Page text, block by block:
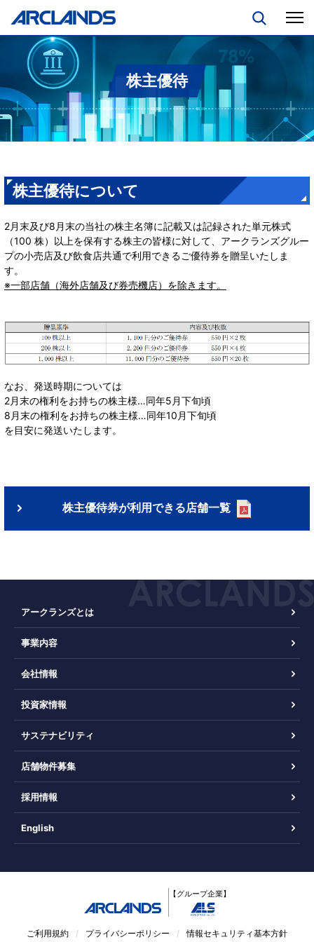
株主優待
株主優待について
2月末及び8月末の当社の株主名簿に記載又は記録された単元株式
（100 株）以上を保有する株主の皆様に対して、アークランズグルー
プの小売店及び飲食店共通で利用できるご優待券を贈呈いたしま
す。
※一部店舗（海外店舗及び券売機店）を除きます。
なお、発送時期については
2月末の権利をお持ちの株主様…同年5月下旬頃
8月末の権利をお持ちの株主様…同年10月下旬頃
を目安に発送いたします。
株主優待券が利用できる店舗一覧
アークランズとは
事業内容
会社情報
投資家情報
サステナビリティ
店舗物件募集
採用情報
English
【グループ企業】
ご利用規約 プライバシーポリシー 情報セキュリティ基本方針